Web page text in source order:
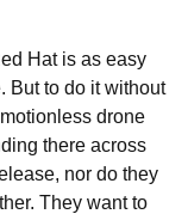
Hat is as easy
But to do it without
drone
there across
nor do they
They want to